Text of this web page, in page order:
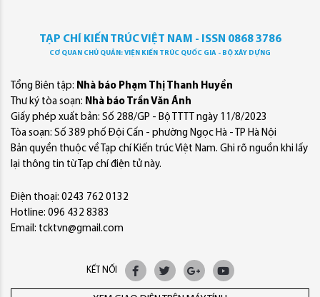
TẠP CHÍ KIẾN TRÚC VIỆT NAM - ISSN 0868 3786
CƠ QUAN CHỦ QUẢN: VIỆN KIẾN TRÚC QUỐC GIA - BỘ XÂY DỰNG
Tổng Biên tập: Nhà báo Phạm Thị Thanh Huyền
Thư ký tòa soạn: Nhà báo Trần Văn Ánh
Giấy phép xuất bản: Số 288/GP - Bộ TTTT ngày 11/8/2023
Tòa soạn: Số 389 phố Đội Cấn - phường Ngọc Hà - TP Hà Nội
Bản quyền thuộc về Tạp chí Kiến trúc Việt Nam. Ghi rõ nguồn khi lấy
lại thông tin từ Tạp chí điện tử này.
Điện thoại: 0243 762 0132
Hotline: 096 432 8383
Email: tcktvn@gmail.com
KẾT NỐI